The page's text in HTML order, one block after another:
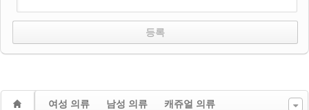
여성 의류 남성 의류 캐쥬얼 의류